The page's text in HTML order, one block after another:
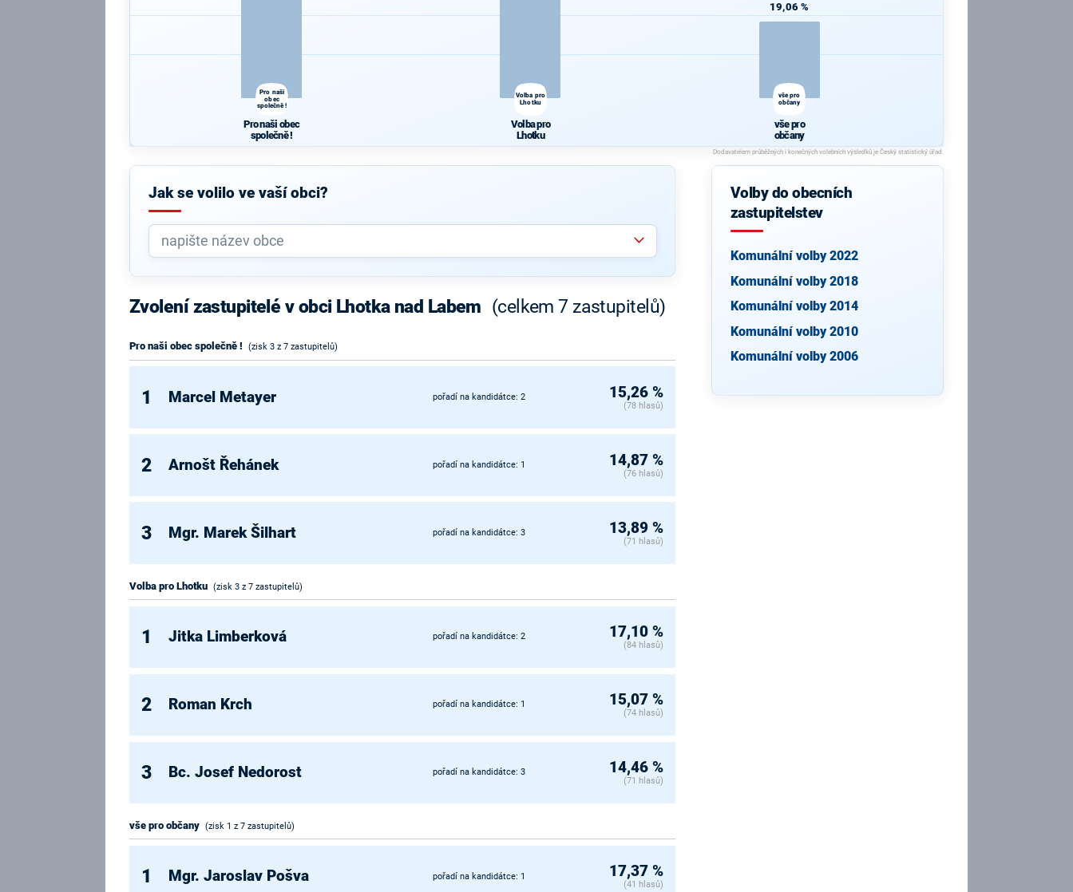
Pro naši
obec
společně !
Pro naši obec
společně !
Volba pro
Lhotku
Volba pro
Lhotku
19,06 %
vše pro
občany
vše pro
občany
Jak se volilo ve vaší obci?
Zvolení zastupitelé v obci Lhotka nad Labem (celkem 7 zastupitelů)
Pro naši obec společně ! (zisk 3 z 7 zastupitelů)
1 Marcel Metayer pořadí na kandidátce: 2 15,26 %
(78 hlasů)
2 Arnošt Řehánek pořadí na kandidátce: 1 14,87 %
(76 hlasů)
3 Mgr. Marek Šilhart pořadí na kandidátce: 3 13,89 %
(71 hlasů)
Volba pro Lhotku (zisk 3 z 7 zastupitelů)
1 Jitka Limberková pořadí na kandidátce: 2 17,10 %
(84 hlasů)
2 Roman Krch pořadí na kandidátce: 1 15,07 %
(74 hlasů)
3 Bc. Josef Nedorost pořadí na kandidátce: 3 14,46 %
(71 hlasů)
vše pro občany (zisk 1 z 7 zastupitelů)
1 Mgr. Jaroslav Pošva pořadí na kandidátce: 1 17,37 %
(41 hlasů)
Volby do obecních
zastupitelstev
Komunální volby 2022
Komunální volby 2018
Komunální volby 2014
Komunální volby 2010
Komunální volby 2006